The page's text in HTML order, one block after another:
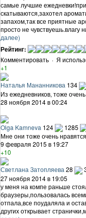
самые лучшие
скатываются,захотел
запахом,так все приятные
просто не чувствуешь.влагу
далее)
Рейтинг:
Комментировать · Я
+1
Наталья Мананникова 134
Из ежедневников, тоже
28 ноября 2014 в 00:24
Olga Kamneva 124
1285
Мне они тоже очень
9 февраля 2015 в 19:27
+10
Светлана Затопляева 28
27 ноября 2014 в 19:05
у меня на компе раньше
браузеры,пользовалась
отпала,все поудаляла и
других открывает